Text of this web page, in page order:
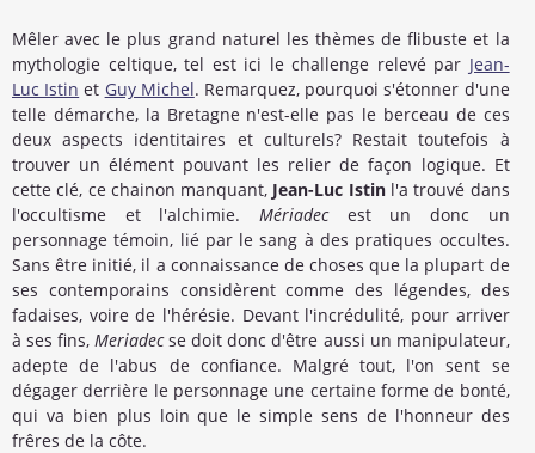
Mêler avec le plus grand naturel les thèmes de flibuste et la
mythologie celtique, tel est ici le challenge relevé par Jean-
Luc Istin et Guy Michel. Remarquez, pourquoi s'étonner d'une
telle démarche, la Bretagne n'est-elle pas le berceau de ces
deux aspects identitaires et culturels? Restait toutefois à
trouver un élément pouvant les relier de façon logique. Et
cette clé, ce chainon manquant, Jean-Luc Istinl'a trouvé dans
l'occultisme et l'alchimie. Mériadecest un donc un
personnage témoin, lié par le sang à des pratiques occultes.
Sans être initié, il a connaissance de choses que la plupart de
ses contemporains considèrent comme des légendes, des
fadaises, voire de l'hérésie. Devant l'incrédulité, pour arriver
à ses fins, Meriadecse doit donc d'être aussi un manipulateur,
adepte de l'abus de confiance. Malgré tout, l'on sent se
dégager derrière le personnage une certaine forme de bonté,
qui va bien plus loin que le simple sens de l'honneur des
frêres de la côte.